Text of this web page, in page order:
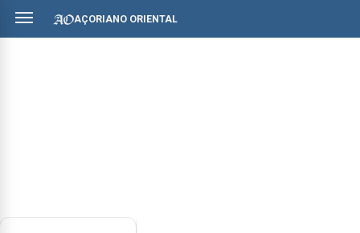
AÇORIANO ORIENTAL